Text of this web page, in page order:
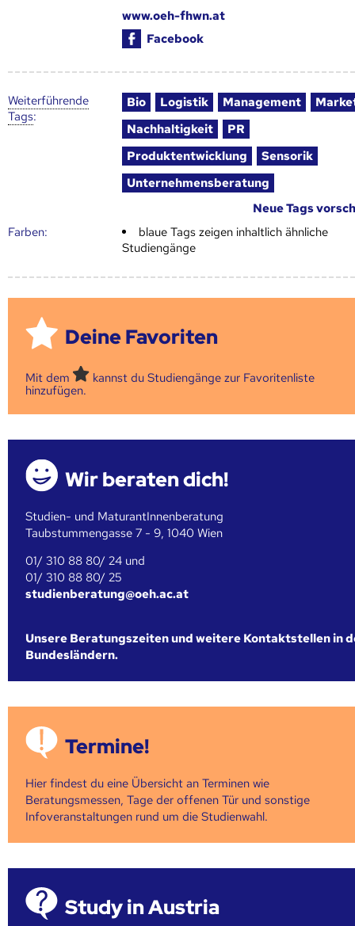
www.oeh-fhwn.at
Facebook
Weiter­führende
Tags:
Bio Logistik Management
Nachhaltigkeit
PR
Produktentwicklung
Sensorik
Unternehmensberatung
Neue Tags
Farben:
blaue Tags zeigen inhaltlich ähnliche
Studiengänge
Deine Favoriten
Mit dem
kannst du Studiengänge zur Favoritenliste
hinzufügen.
Wir beraten dich!
Studien- und MaturantInnenberatung
Taubstummengasse 7 - 9, 1040 Wien
01/ 310 88 80/ 24 und
01/ 310 88 80/ 25
studienberatung@oeh.ac.at
Unsere Beratungszeiten und weitere Kontaktstellen in
Bundesländern.
Termine!
Hier findest du eine Übersicht an Terminen wie
Beratungsmessen, Tage der offenen Tür und sonstige
Infoveranstaltungen rund um die Studienwahl.
Study in Austria